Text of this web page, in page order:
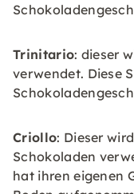
Trinitario: dieser
verwendet. Diese
Criollo: Dieser
Schokoladen
hat ihren eigenen